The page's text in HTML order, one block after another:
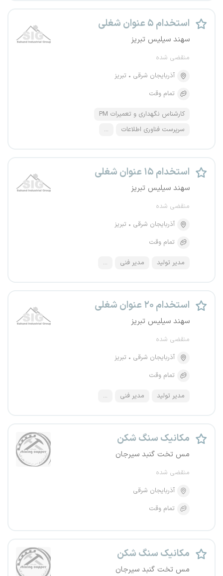
استخدام ۵ عنوان شغلی
سهند سیلیس تبریز
منقضی شده
آذربایجان شرقی
تبریز
تمام وقت
کارشناس نگهداری و تعمیرات PM
سرپرست فناوری اطلاعات
...
استخدام ۱۵ عنوان شغلی
سهند سیلیس تبریز
منقضی شده
آذربایجان شرقی
تبریز
تمام وقت
مدیر تولید مدیر فنی ...
استخدام ۲۰ عنوان شغلی
سهند سیلیس تبریز
منقضی شده
آذربایجان شرقی
تبریز
تمام وقت
مدیر تولید مدیر فنی ...
مکانیک سنگ شکن
مس تخت گنبد سیرجان
منقضی شده
آذربایجان شرقی
تمام وقت
مکانیک سنگ شکن
مس تخت گنبد سیرجان